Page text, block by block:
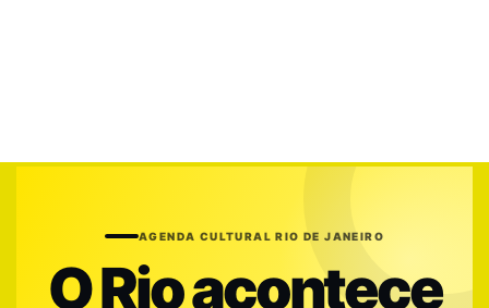
AGENDA CULTURAL RIO DE JANEIRO
O Rio acontece